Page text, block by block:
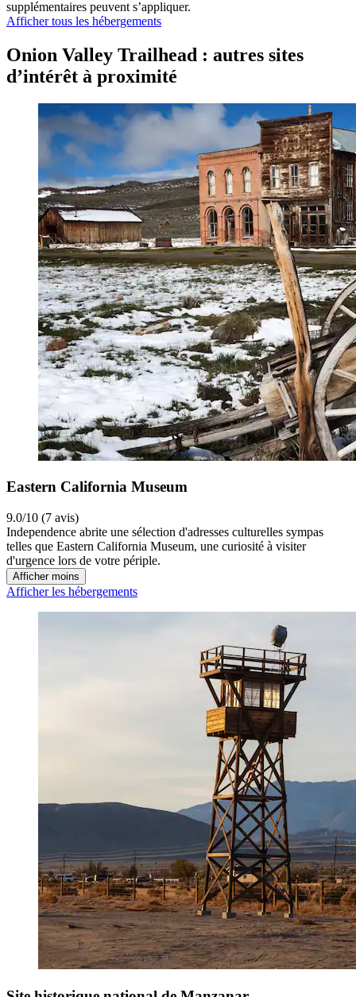
supplémentaires peuvent s’appliquer.
Afficher tous les hébergements
Onion Valley Trailhead : autres sites
d’intérêt à proximité
Eastern California Museum
9.0/10 (7 avis)
Independence abrite une sélection d'adresses culturelles sympas
telles que Eastern California Museum, une curiosité à visiter
d'urgence lors de votre périple.
Afficher moins
Afficher les hébergements